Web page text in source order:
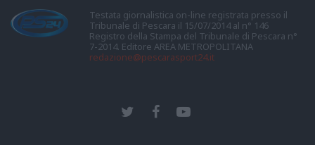
Testata giornalistica on-line registrata presso il
Tribunale di Pescara il 15/07/2014 al n° 146
Registro della Stampa del Tribunale di Pescara n°
7-2014. Editore AREA METROPOLITANA
redazione@pescarasport24.it